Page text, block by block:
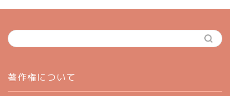
著作権について